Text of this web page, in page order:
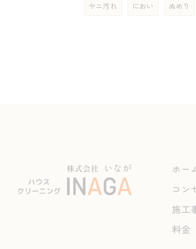
ヤニ汚れ におい ぬめり
ホー
コン
施工
料金